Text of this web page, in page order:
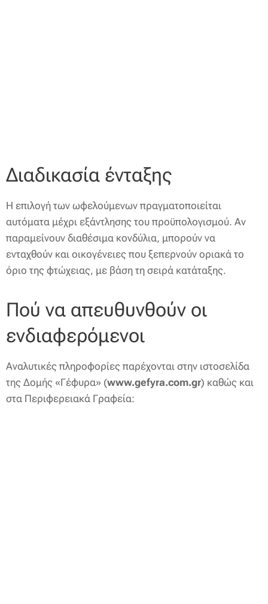
Διαδικασία ένταξης
Η επιλογή των ωφελούμενων πραγματοποιείται
αυτόματα μέχρι εξάντλησης του προϋπολογισμού. Αν
παραμείνουν διαθέσιμα κονδύλια, μπορούν να
ενταχθούν και οικογένειες που ξεπερνούν οριακά το
όριο της φτώχειας, με βάση τη σειρά κατάταξης.
Πού να απευθυνθούν οι
ενδιαφερόμενοι
Αναλυτικές πληροφορίες παρέχονται στην ιστοσελίδα
της Δομής «Γέφυρα» (www.gefyra.com.gr) καθώς και
στα Περιφερειακά Γραφεία: